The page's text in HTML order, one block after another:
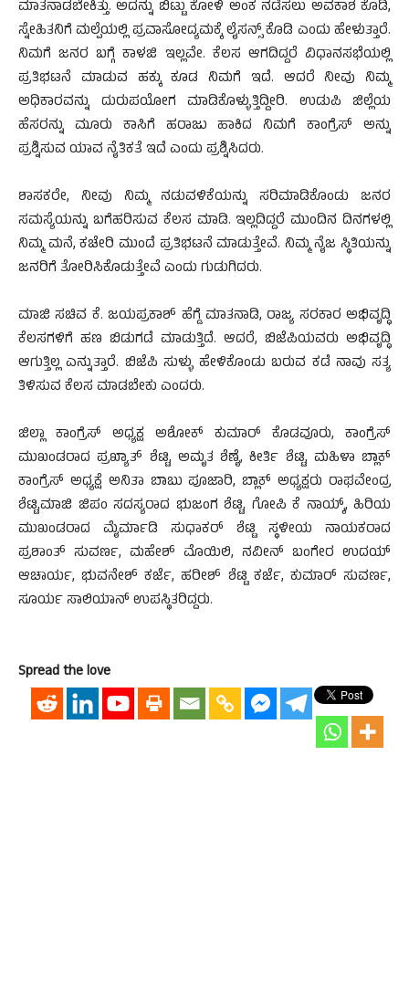
ಮಾತನಾಡಬೇಕಿತ್ತು. ಅದನ್ನು ಬಿಟ್ಟು ಕೋಳಿ ಅಂಕ ನಡೆಸಲು ಅವಕಾಶ ಕೊಡಿ,
ಸ್ನೇಹಿತನಿಗೆ ಮಲ್ಪೆಯಲ್ಲಿ ಪ್ರವಾಸೋದ್ಯಮಕ್ಕೆ ಲೈಸನ್ಸ್ ಕೊಡಿ ಎಂದು ಹೇಳುತ್ತಾರೆ.
ನಿಮಗೆ ಜನರ ಬಗ್ಗೆ ಕಾಳಜಿ ಇಲ್ಲವೇ. ಕೆಲಸ ಆಗದಿದ್ದರೆ ವಿಧಾನಸಭೆಯಲ್ಲಿ
ಪ್ರತಿಭಟನೆ ಮಾಡುವ ಹಕ್ಕು ಕೂಡ ನಿಮಗೆ ಇದೆ. ಆದರೆ ನೀವು ನಿಮ್ಮ
ಅಧಿಕಾರವನ್ನು ದುರುಪಯೋಗ ಮಾಡಿಕೊಳ್ಳುತ್ತಿದ್ದೀರಿ. ಉಡುಪಿ ಜಿಲ್ಲೆಯ
ಹೆಸರನ್ನು ಮೂರು ಕಾಸಿಗೆ ಹರಾಜು ಹಾಕಿದ ನಿಮಗೆ ಕಾಂಗ್ರೆಸ್ ಅನ್ನು
ಪ್ರಶ್ನಿಸುವ ಯಾವ ನೈತಿಕತೆ ಇದೆ ಎಂದು ಪ್ರಶ್ನಿಸಿದರು.
ಶಾಸಕರೇ, ನೀವು ನಿಮ್ಮ ನಡುವಳಿಕೆಯನ್ನು ಸರಿಮಾಡಿಕೊಂಡು ಜನರ
ಸಮಸ್ಯೆಯನ್ನು ಬಗೆಹರಿಸುವ ಕೆಲಸ ಮಾಡಿ. ಇಲ್ಲದಿದ್ದರೆ ಮುಂದಿನ ದಿನಗಳಲ್ಲಿ
ನಿಮ್ಮ ಮನೆ, ಕಚೇರಿ ಮುಂದೆ ಪ್ರತಿಭಟನೆ ಮಾಡುತ್ತೇವೆ. ನಿಮ್ಮ ನೈಜ ಸ್ಥಿತಿಯನ್ನು
ಜನರಿಗೆ ತೋರಿಸಿಕೊಡುತ್ತೇವೆ ಎಂದು ಗುಡುಗಿದರು.
ಮಾಜಿ ಸಚಿವ ಕೆ. ಜಯಪ್ರಕಾಶ್ ಹೆಗ್ಡೆ ಮಾತನಾಡಿ, ರಾಜ್ಯ ಸರಕಾರ ಅಭಿವೃದ್ಧಿ
ಕೆಲಸಗಳಿಗೆ ಹಣ ಬಿಡುಗಡೆ ಮಾಡುತ್ತಿದೆ. ಆದರೆ, ಬಿಜೆಪಿಯವರು ಅಭಿವೃದ್ಧಿ
ಆಗುತ್ತಿಲ್ಲ ಎನ್ನುತ್ತಾರೆ. ಬಿಜೆಪಿ ಸುಳ್ಳು ಹೇಳಿಕೊಂಡು ಬರುವ ಕಡೆ ನಾವು ಸತ್ಯ
ತಿಳಿಸುವ ಕೆಲಸ ಮಾಡಬೇಕು ಎಂದರು.
ಜಿಲ್ಲಾ ಕಾಂಗ್ರೆಸ್ ಅಧ್ಯಕ್ಷ ಅಶೋಕ್ ಕುಮಾರ್ ಕೊಡವೂರು, ಕಾಂಗ್ರೆಸ್
ಮುಖಂಡರಾದ ಪ್ರಖ್ಯಾತ್ ಶೆಟ್ಟಿ, ಅಮೃತ ಶೆಣೈ, ಕೀರ್ತಿ ಶೆಟ್ಟಿ, ಮಹಿಳಾ ಬ್ಲಾಕ್
ಕಾಂಗ್ರೆಸ್ ಅಧ್ಯಕ್ಷೆ ಅನಿತಾ ಬಾಬು ಪೂಜಾರಿ, ಬ್ಲಾಕ್ ಅಧ್ಯಕ್ಷರು ರಾಘವೇಂದ್ರ
ಶೆಟ್ಟಿ,ಮಾಜಿ ಜಿಪಂ ಸದಸ್ಯರಾದ ಭುಜಂಗ ಶೆಟ್ಟಿ, ಗೋಪಿ ಕೆ ನಾಯ್ಕ್, ಹಿರಿಯ
ಮುಖಂಡರಾದ ಮೈರ್ಮಾಡಿ ಸುಧಾಕರ್ ಶೆಟ್ಟಿ ಸ್ಥಳೀಯ ನಾಯಕರಾದ
ಪ್ರಶಾಂತ್ ಸುವರ್ಣ, ಮಹೇಶ್ ಮೊಯಿಲಿ, ನವೀನ್ ಬಂಗೇರ ಉದಯ್
ಆಚಾರ್ಯ, ಭುವನೇಶ್ ಕರ್ಜೆ, ಹರೀಶ್ ಶೆಟ್ಟಿ ಕರ್ಜೆ, ಕುಮಾರ್ ಸುವರ್ಣ,
ಸೂರ್ಯ ಸಾಲಿಯಾನ್ ಉಪಸ್ಥಿತರಿದ್ದರು.
Spread the love